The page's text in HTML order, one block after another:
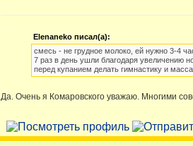
Elenaneko писал(а):
смесь - не грудное молоко, ей нужно 3-4
7 раз в день ушли благодаря увеличению
перед купанием делать гимнастику и
Да. Очень я Комаровского уважаю. Многими